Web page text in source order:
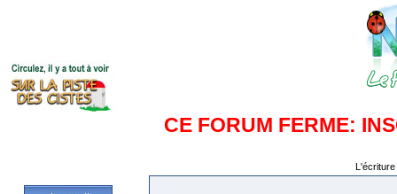
CE FORUM FERME: